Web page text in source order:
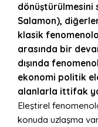
dönüştürülmesini
Salamon),
klasik
arasında bir
dışında
ekonomi politik
alanlarla ittifak
Eleştirel
konuda uzlaşma